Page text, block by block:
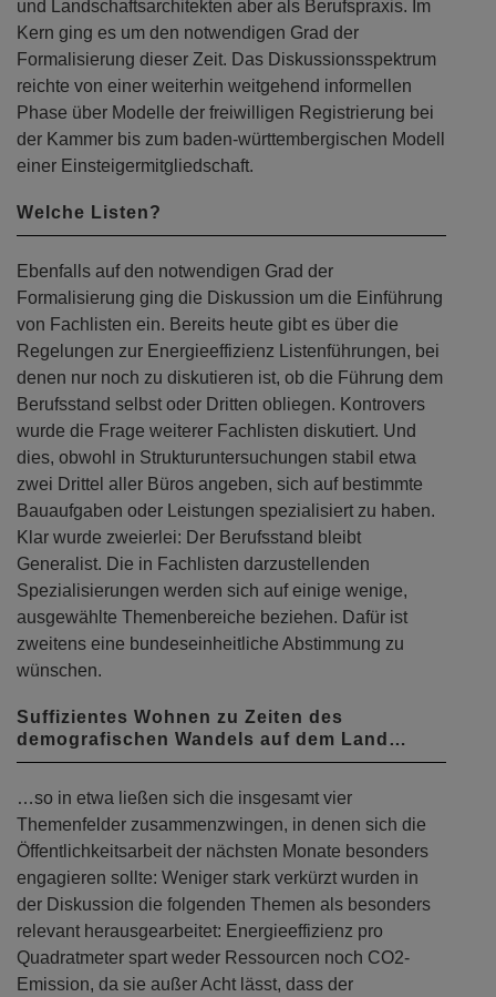
und Landschaftsarchitekten aber als Berufspraxis. Im
Kern ging es um den notwendigen Grad der
Formalisierung dieser Zeit. Das Diskussionsspektrum
reichte von einer weiterhin weitgehend informellen
Phase über Modelle der freiwilligen Registrierung bei
der Kammer bis zum baden-württembergischen Modell
einer Einsteigermitgliedschaft.
Welche Listen?
Ebenfalls auf den notwendigen Grad der
Formalisierung ging die Diskussion um die Einführung
von Fachlisten ein. Bereits heute gibt es über die
Regelungen zur Energieeffizienz Listenführungen, bei
denen nur noch zu diskutieren ist, ob die Führung dem
Berufsstand selbst oder Dritten obliegen. Kontrovers
wurde die Frage weiterer Fachlisten diskutiert. Und
dies, obwohl in Strukturuntersuchungen stabil etwa
zwei Drittel aller Büros angeben, sich auf bestimmte
Bauaufgaben oder Leistungen spezialisiert zu haben.
Klar wurde zweierlei: Der Berufsstand bleibt
Generalist. Die in Fachlisten darzustellenden
Spezialisierungen werden sich auf einige wenige,
ausgewählte Themenbereiche beziehen. Dafür ist
zweitens eine bundeseinheitliche Abstimmung zu
wünschen.
Suffizientes Wohnen zu Zeiten des
demografischen Wandels auf dem Land…
…so in etwa ließen sich die insgesamt vier
Themenfelder zusammenzwingen, in denen sich die
Öffentlichkeitsarbeit der nächsten Monate besonders
engagieren sollte: Weniger stark verkürzt wurden in
der Diskussion die folgenden Themen als besonders
relevant herausgearbeitet: Energieeffizienz pro
Quadratmeter spart weder Ressourcen noch CO2-
Emission, da sie außer Acht lässt, dass der